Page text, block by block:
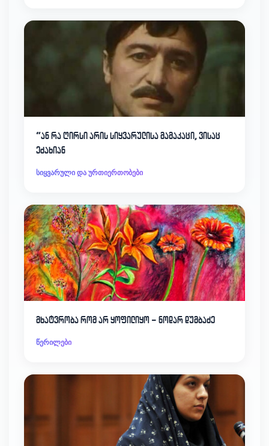
“ან რა ღირსი არის სიყვარულისა მამაკაცი, ვისაც
ეძახიან
სიყვარული და ურთიერთობები
მხატვრობა რომ არ ყოფილიყო – ნოდარ დუმბაძე
წერილები